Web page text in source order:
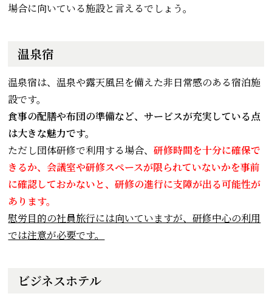
場合に向いている施設と言えるでしょう。
温泉宿
温泉宿は、温泉や露天風呂を備えた非日常感のある宿泊施
設です。
食事の配膳や布団の準備など、サービスが充実している点
は大きな魅力です。
ただし団体研修で利用する場合、研修時間を十分に確保で
きるか、会議室や研修スペースが限られていないかを事前
に確認しておかないと、研修の進行に支障が出る可能性が
あります。
慰労目的の社員旅行には向いていますが、研修中心の利用
では注意が必要です。
ビジネスホテル